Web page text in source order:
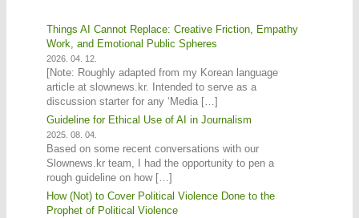
Things AI Cannot Replace: Creative Friction, Empathy
Work, and Emotional Public Spheres
2026. 04. 12.
[Note: Roughly adapted from my Korean language
article at slownews.kr. Intended to serve as a
discussion starter for any ‘Media […]
Guideline for Ethical Use of AI in Journalism
2025. 08. 04.
Based on some recent conversations with our
Slownews.kr team, I had the opportunity to pen a
rough guideline on how […]
How (Not) to Cover Political Violence Done to the
Prophet of Political Violence